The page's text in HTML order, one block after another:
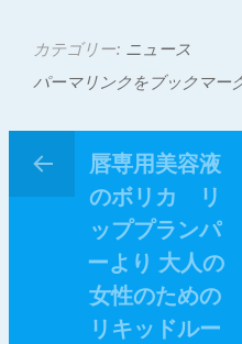
カテゴリー: ニュース
パーマリンクをブックマー
唇専用美容液
のボリカ リ
ッププランパ
ーより 大人の
女性のための
リキッドルー